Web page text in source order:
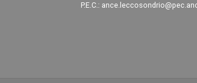
P.E.C.: